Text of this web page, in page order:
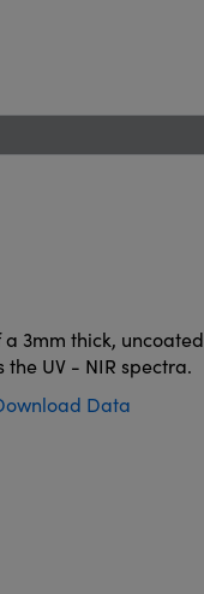
3mm thick, uncoated
the UV - NIR spectra.
Data